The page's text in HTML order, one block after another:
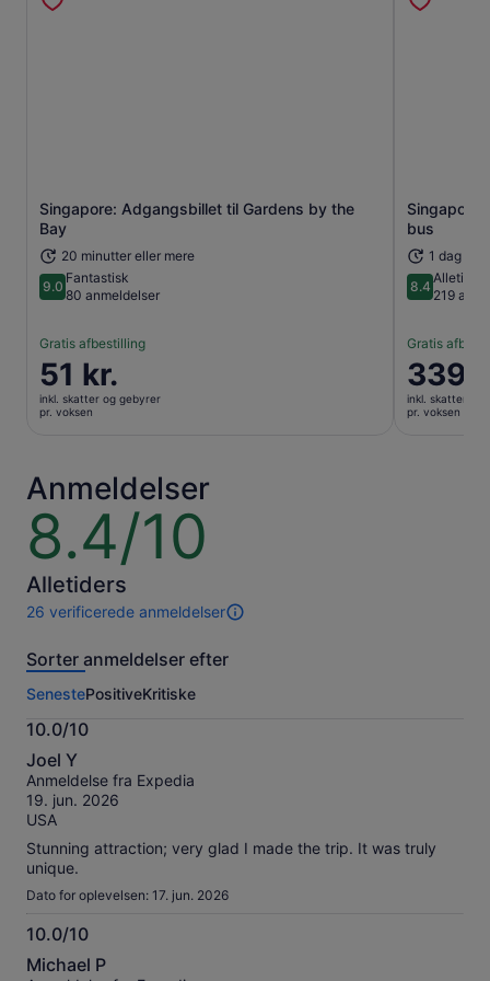
Singapore: Adgangsbillet til Gardens by the
Bay
20 minutter eller mere
9.09.0 ud af 10
Fantastisk
80 anmeldelser
Gratis afbestilling
Prisen
er
51 kr.
51 kr.
inkl. skatter og gebyrer
pr. voksen
Åbner i en ny fane
Singapore
bus
1 dag
8.48.4 ud af
Alletiders
219
Gratis
Prisen
er
339 kr.
339
inkl. skatter og
pr. voksen
Anmeldelser
8.4/10
8.4
ud
af
10
Alletiders
26 verificerede anmeldelser
26
af
oplevelse.
Flere
oplysninger
om
vores
verificerede
anmeldelser
Sorter anmeldelser efter
SenestePositiveKritiske
10.0/10
10.0
ud
af
10
Joel Y
Anmeldelse fra Expedia
19. jun. 2026
USA
Stunning attraction; very glad I made the trip. It was truly
unique.
Dato for oplevelsen: 17. jun. 2026
10.0/10
10.0
Michael P